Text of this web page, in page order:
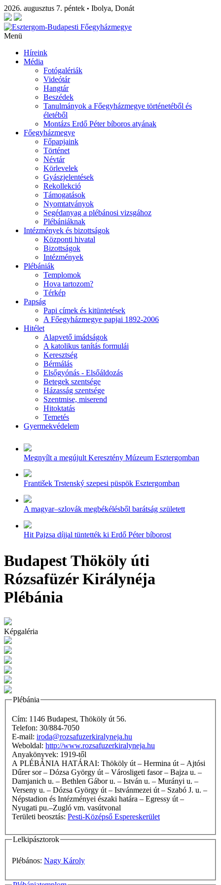
2026. augusztus 7. péntek • Ibolya, Donát
Menü
Híreink
Média
Fotógalériák
Videótár
Hangtár
Beszédek
Tanulmányok a Főegyházmegye történetéből és
életéből
Montázs Erdő Péter bíboros atyának
Főegyházmegye
Főpapjaink
Történet
Névtár
Körlevelek
Gyászjelentések
Rekollekció
Támogatások
Nyomtatványok
Segédanyag a plébánosi vizsgához
Plébániáknak
Intézmények és bizottságok
Központi hivatal
Bizottságok
Intézmények
Plébániák
Templomok
Hova tartozom?
Térkép
Papság
Papi címek és kitüntetések
A Főegyházmegye papjai 1892-2006
Hitélet
Alapvető imádságok
A katolikus tanítás formulái
Keresztség
Bérmálás
Elsőgyónás - Elsőáldozás
Betegek szentsége
Házasság szentsége
Szentmise, miserend
Hitoktatás
Temetés
Gyermekvédelem
Megnyílt a megújult Keresztény Múzeum Esztergomban
František Trstenský szepesi püspök Esztergomban
A magyar–szlovák megbékélésből barátság született
Hit Pajzsa díjjal tüntették ki Erdő Péter bíborost
Budapest Thököly úti
Rózsafüzér Királynéja
Plébánia
Képgaléria
Plébánia
Cím: 1146 Budapest, Thököly út 56.
Telefon: 30/884-7050
E-mail: iroda@rozsafuzerkiralyneja.hu
Weboldal: http://www.rozsafuzerkiralyneja.hu
Anyakönyvek: 1919-től
A PLÉBÁNIA HATÁRAI: Thököly út – Hermina út – Ajtósi
Dűrer sor – Dózsa György út – Városligeti fasor – Bajza u. –
Damjanich u. – Bethlen Gábor u. – István u. – Murányi u. –
Verseny u. – Dózsa György út – Istvánmezei út – Szabó J. u. –
Népstadion és Intézményei északi határa – Egressy út –
Nyugati pu.–Zugló vm. vasútvonal
Területi beosztás: Pesti-Középső Espereskerület
Lelkipásztorok
Plébános: Nagy Károly